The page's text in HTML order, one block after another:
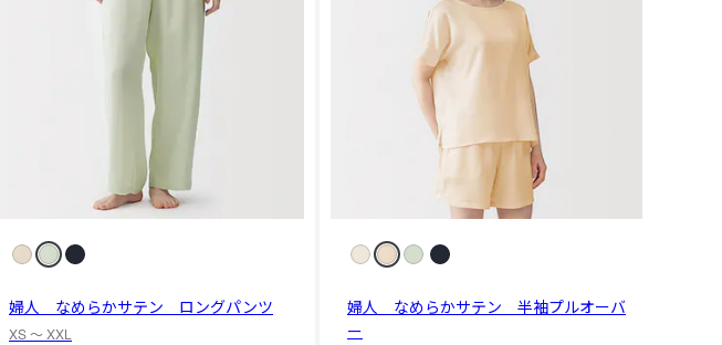
婦人 なめらかサテン ロングパンツ
XS 〜 XXL
婦人 なめらかサテン 半袖プルオーバ
ー